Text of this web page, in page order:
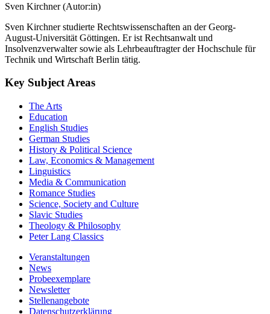
Sven Kirchner (Autor:in)
Sven Kirchner studierte Rechtswissenschaften an der Georg-
August-Universität Göttingen. Er ist Rechtsanwalt und
Insolvenzverwalter sowie als Lehrbeauftragter der Hochschule für
Technik und Wirtschaft Berlin tätig.
Key Subject Areas
The Arts
Education
English Studies
German Studies
History & Political Science
Law, Economics & Management
Linguistics
Media & Communication
Romance Studies
Science, Society and Culture
Slavic Studies
Theology & Philosophy
Peter Lang Classics
Veranstaltungen
News
Probeexemplare
Newsletter
Stellenangebote
Datenschutzerklärung